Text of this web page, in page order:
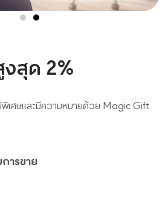
สุด 2%
เศษและมีความหมายด้วย Magic Gift
ารขาย